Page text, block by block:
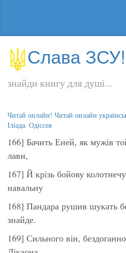
Слава ЗСУ!
знайди книгу для душі...
Читай онлайн! Читай онлайн
Іліада. Одіссея
166] Бачить Еней, як мужів
лави,
167] Й крізь бойову
навальну
168] Пандара рушив шукать
знайде.
169] Сильного він,